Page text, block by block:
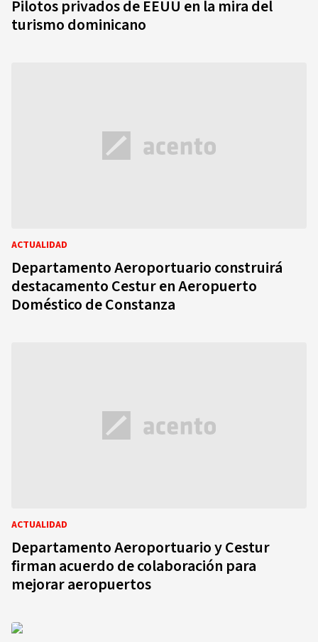
Pilotos privados de EEUU en la mira del
turismo dominicano
ACTUALIDAD
Departamento Aeroportuario construirá
destacamento Cestur en Aeropuerto
Doméstico de Constanza
ACTUALIDAD
Departamento Aeroportuario y Cestur
firman acuerdo de colaboración para
mejorar aeropuertos